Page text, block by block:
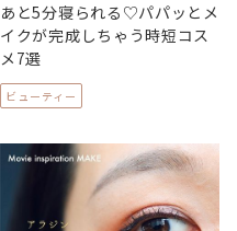
あと5分寝られる♡パパッとメ
イクが完成しちゃう時短コス
メ7選
ビューティー